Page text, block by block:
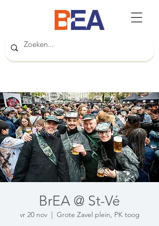
BrEA @ St-Vé
vr 20 nov
  |
Grote Zavel plein, PK toog